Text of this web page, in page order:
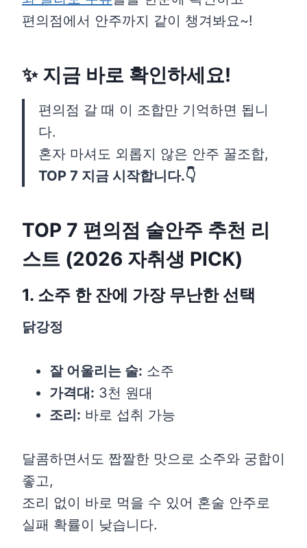
편의점에서 안주까지 같이 챙겨봐요~!
✨ 지금 바로 확인하세요!
편의점 갈 때 이 조합만 기억하면 됩니
다.
혼자 마셔도 외롭지 않은 안주 꿀조합,
TOP 7 지금 시작합니다.👇
TOP 7 편의점 술안주 추천 리
스트 (2026 자취생 PICK)
1. 소주 한 잔에 가장 무난한 선택
닭강정
잘 어울리는 술: 소주
가격대: 3천 원대
조리: 바로 섭취 가능
달콤하면서도 짭짤한 맛으로 소주와 궁합이
좋고,
조리 없이 바로 먹을 수 있어 혼술 안주로
실패 확률이 낮습니다.